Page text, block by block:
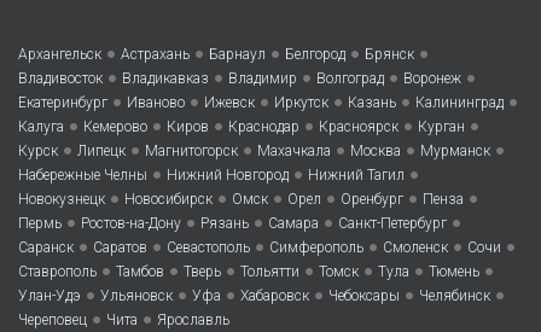
Архангельск • Астрахань • Барнаул • Белгород • Брянск •
Владивосток • Владикавказ • Владимир • Волгоград • Воронеж •
Екатеринбург • Иваново • Ижевск • Иркутск • Казань • Калининград •
Калуга • Кемерово • Киров • Краснодар • Красноярск • Курган •
Курск • Липецк • Магнитогорск • Махачкала • Москва • Мурманск •
Набережные Челны • Нижний Новгород • Нижний Тагил •
Новокузнецк • Новосибирск • Омск • Орел • Оренбург • Пенза •
Пермь • Ростов-на-Дону • Рязань • Самара • Санкт-Петербург •
Саранск • Саратов • Севастополь • Симферополь • Смоленск • Сочи •
Ставрополь • Тамбов • Тверь • Тольятти • Томск • Тула • Тюмень •
Улан-Удэ • Ульяновск • Уфа • Хабаровск • Чебоксары • Челябинск •
Череповец • Чита • Ярославль